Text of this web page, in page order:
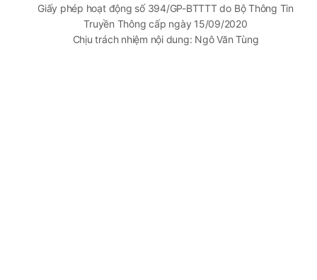
Giấy phép hoạt động số 394/GP-BTTTT do Bộ Thông Tin
Truyền Thông cấp ngày 15/09/2020
Chịu trách nhiệm nội dung: Ngô Văn Tùng